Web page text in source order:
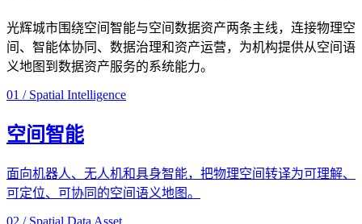
光辉城市围绕空间智能与空间数据资产两条主线，连接物理空
间、智能体协同、数据治理和资产运营，为机构提供从空间语
义地图到数据资产服务的系统能力。
01 / Spatial Intelligence
空间智能
面向机器人、无人机和具身智能，把物理空间转译为可理解、
可定位、可协同的空间语义地图。
02 / Spatial Data Asset